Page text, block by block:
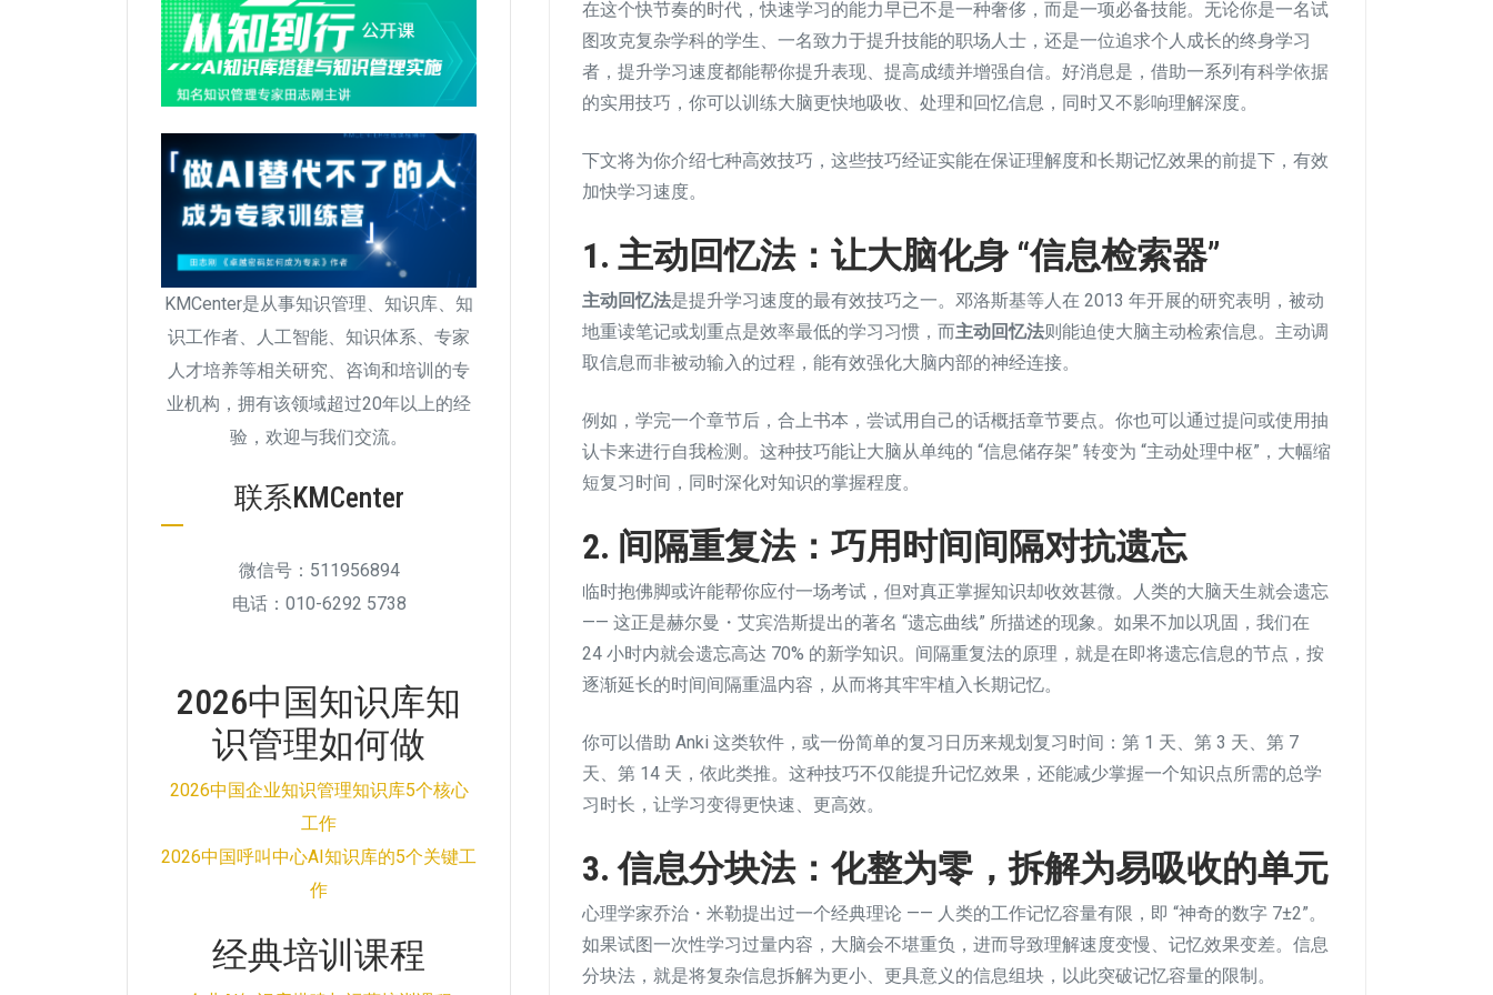
在这个快节奏的时代，快速学习的能力早已不是一种奢侈，而是一项必备技能。无论你是一名试
图攻克复杂学科的学生、一名致力于提升技能的职场人士，还是一位追求个人成长的终身学习
者，提升学习速度都能帮你提升表现、提高成绩并增强自信。好消息是，借助一系列有科学依据
的实用技巧，你可以训练大脑更快地吸收、处理和回忆信息，同时又不影响理解深度。
下文将为你介绍七种高效技巧，这些技巧经证实能在保证理解度和长期记忆效果的前提下，有效
加快学习速度。
1. 主动回忆法：让大脑化身 “信息检索器”
主动回忆法是提升学习速度的最有效技巧之一。邓洛斯基等人在 2013 年开展的研究表明，被动
地重读笔记或划重点是效率最低的学习习惯，而主动回忆法则能迫使大脑主动检索信息。主动调
取信息而非被动输入的过程，能有效强化大脑内部的神经连接。
例如，学完一个章节后，合上书本，尝试用自己的话概括章节要点。你也可以通过提问或使用抽
认卡来进行自我检测。这种技巧能让大脑从单纯的 “信息储存架” 转变为 “主动处理中枢”，大幅缩
短复习时间，同时深化对知识的掌握程度。
2. 间隔重复法：巧用时间间隔对抗遗忘
临时抱佛脚或许能帮你应付一场考试，但对真正掌握知识却收效甚微。人类的大脑天生就会遗忘
—— 这正是赫尔曼・艾宾浩斯提出的著名 “遗忘曲线” 所描述的现象。如果不加以巩固，我们在
24 小时内就会遗忘高达 70% 的新学知识。间隔重复法的原理，就是在即将遗忘信息的节点，按
逐渐延长的时间间隔重温内容，从而将其牢牢植入长期记忆。
你可以借助 Anki 这类软件，或一份简单的复习日历来规划复习时间：第 1 天、第 3 天、第 7
天、第 14 天，依此类推。这种技巧不仅能提升记忆效果，还能减少掌握一个知识点所需的总学
习时长，让学习变得更快速、更高效。
3. 信息分块法：化整为零，拆解为易吸收的单元
心理学家乔治・米勒提出过一个经典理论 —— 人类的工作记忆容量有限，即 “神奇的数字 7±2”。
如果试图一次性学习过量内容，大脑会不堪重负，进而导致理解速度变慢、记忆效果变差。信息
分块法，就是将复杂信息拆解为更小、更具意义的信息组块，以此突破记忆容量的限制。
KMCenter是从事知识管理、知识库、知
识工作者、人工智能、知识体系、专家
人才培养等相关研究、咨询和培训的专
业机构，拥有该领域超过20年以上的经
验，欢迎与我们交流。
联系KMCenter
微信号：511956894
电话：010-6292 5738
2026中国知识库知
识管理如何做
2026中国企业知识管理知识库5个核心
工作
2026中国呼叫中心AI知识库的5个关键工
作
经典培训课程